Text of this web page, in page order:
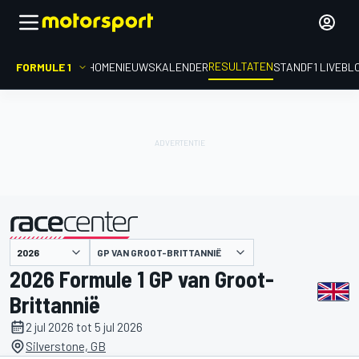
FORMULE 1 HOMENIEUWSKALENDERRESULTATENSTANDF1
gepresenteerd door GP VAN GROOT-BRITTANNIË
2026 Formule 1 GP van Groot-
Brittannië
2 jul 2026 tot 5 jul 2026
Silverstone, GB